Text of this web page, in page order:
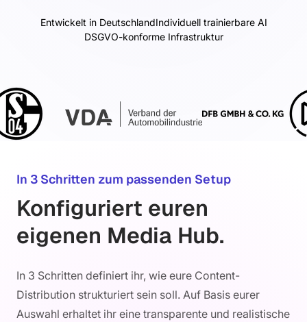
Entwickelt in DeutschlandIndividuell trainierbare AI
DSGVO-konforme Infrastruktur
In 3 Schritten zum passenden Setup
Konfiguriert euren
eigenen Media Hub.
In 3 Schritten definiert ihr, wie eure Content-
Distribution strukturiert sein soll. Auf Basis eurer
Auswahl erhaltet ihr eine transparente und realistische